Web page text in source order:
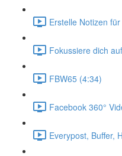
Erstelle Notizen
Fokussiere dich
FBW65 (4:34)
Facebook 360°
Everypost, Buffer,